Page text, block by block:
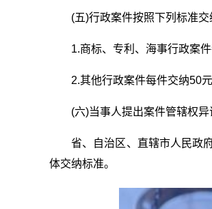
(五)行政案件按照下列标准交
1.商标、专利、海事行政案
2.其他行政案件每件交纳50元
(六)当事人提出案件管辖权
省、自治区、直辖市人民政
体交纳标准。